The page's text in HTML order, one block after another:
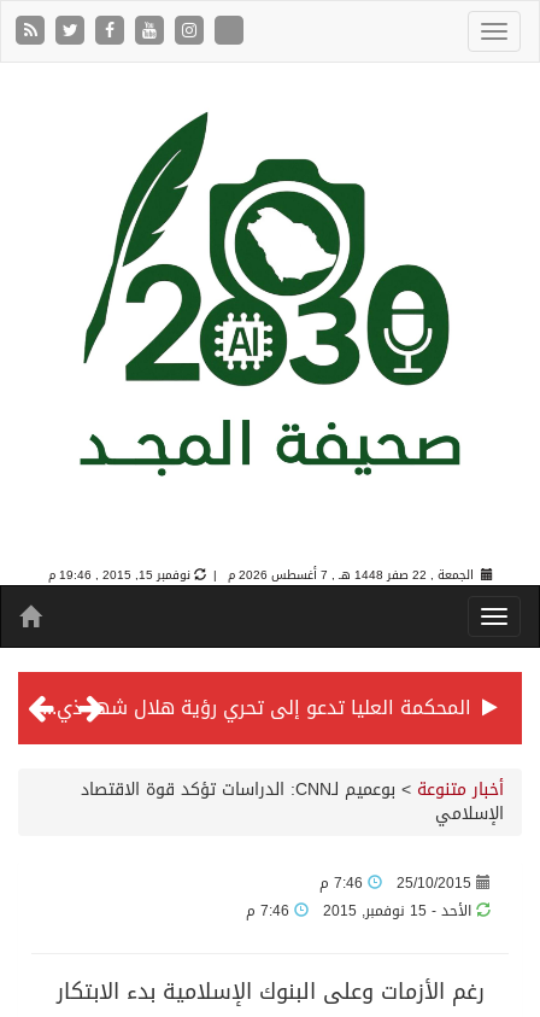
الجمعة , 22 صفر 1448 هـ , 7 أغسطس 2026 م | نوفمبر 15, 2015 , 19:46 م
المحكمة العليا تدعو إلى تحري رؤية هلال شهر ذي الحجة مساء يوم الأحد الثلاثين من شهر ذي القعدة -حسب تقويم أم القرى- التاسع والعشرين حسب قرار المحكمة العليا
إنفاذًا لتوجيهات خادم الحرمين الشريفين وسمو ولي العهد.. وصول التوأم الملتصق المغربي “سجى وضحى” إلى الرياض
أخبار متنوعة > بوعميم لـCNN: الدراسات تؤكد قوة الاقتصاد
الإسلامي
25/10/2015
الأحد - 15 نوفمبر, 2015
رغم الأزمات وعلى البنوك الإسلامية بدء الابتكار